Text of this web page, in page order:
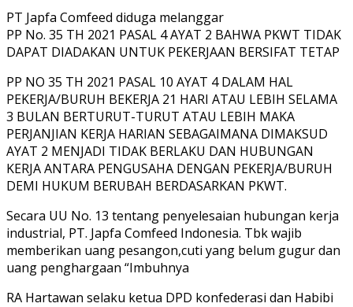
PT Japfa Comfeed diduga melanggar
PP No. 35 TH 2021 PASAL 4 AYAT 2 BAHWA PKWT TIDAK
DAPAT DIADAKAN UNTUK PEKERJAAN BERSIFAT TETAP
PP NO 35 TH 2021 PASAL 10 AYAT 4 DALAM HAL
PEKERJA/BURUH BEKERJA 21 HARI ATAU LEBIH SELAMA
3 BULAN BERTURUT-TURUT ATAU LEBIH MAKA
PERJANJIAN KERJA HARIAN SEBAGAIMANA DIMAKSUD
AYAT 2 MENJADI TIDAK BERLAKU DAN HUBUNGAN
KERJA ANTARA PENGUSAHA DENGAN PEKERJA/BURUH
DEMI HUKUM BERUBAH BERDASARKAN PKWT.
Secara UU No. 13 tentang penyelesaian hubungan kerja
industrial, PT. Japfa Comfeed Indonesia. Tbk wajib
memberikan uang pesangon,cuti yang belum gugur dan
uang penghargaan “Imbuhnya
RA Hartawan selaku ketua DPD konfederasi dan Habibi